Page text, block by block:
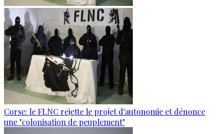
Corse: le FLNC rejette le projet d'autonomie et dénonce
une "colonisation de peuplement"